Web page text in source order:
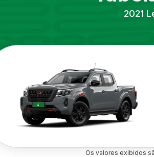
2021
Os valores exibidos